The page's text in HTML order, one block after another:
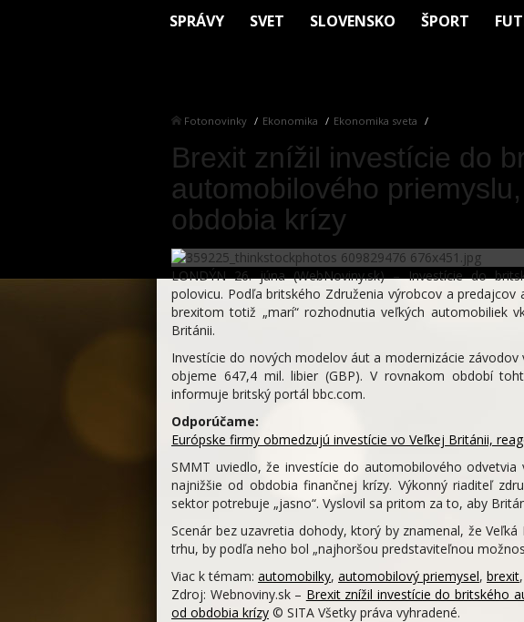
SPRÁVY SVET SLOVENSKO ŠPORT
Fotonovinky Ekonomika Ekonomika sveta
Brexit znížil investície do
automobilového
obdobia krízy
LONDÝN 26. júna (WebNoviny.sk) – Investície do
polovicu. Podľa britského Združenia výrobcov a
brexitom totiž „marí“ rozhodnutia veľkých automobiliek
Británii.
Investície do nových modelov áut a modernizácie
objeme 647,4 mil. libier (GBP). V rovnakom období
informuje britský portál bbc.com.
Odporúčame:
Európske firmy obmedzujú investície vo Veľkej Británii,
SMMT uviedlo, že investície do automobilového
najnižšie od obdobia finančnej krízy. Výkonný riaditeľ
sektor potrebuje „jasno“. Vyslovil sa pritom za to, aby
Scenár bez uzavretia dohody, ktorý by znamenal, že
trhu, by podľa neho bol „najhoršou predstaviteľnou
Viac k témam: automobilky, automobilový priemysel, brexit,
Zdroj: Webnoviny.sk – Brexit znížil investície do britského
od obdobia krízy © SITA Všetky práva vyhradené.